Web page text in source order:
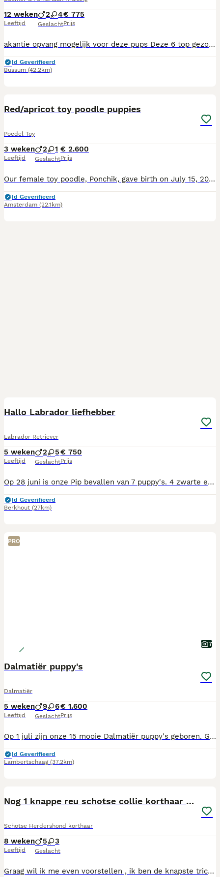
12 weken
Leeftijd
2 4
Geslacht
€ 775
Prijs
akantie opvang mogelijk voor deze pups Deze 6 top gezonde en vreselijk lieve puppekinderen zijn vanaf nu beschikbaar voor een nieuwe mand. Bent u diegene die bewust en goed overdacht een prachtige pup in huis wilt halen zijn deze pups prima geschikt 09-05-2026 geboren Hun mama is ‘Boomer (Shihtzu x yorkshire terrier) Hun papa is een pommeriaan Ze zijn zeer sociaal en echt fantastisch van karakter, vriendelijk en veel gewent . Keurig netjes ontwormd met Drontal pup en MILBEMAX. Natuurlijk zijn moeder en pups volledig gecontroleerd door onze gerenommeerde vakkundige dierenarts. De pups zijn gechipt, geregistreerd met overdrachtcodes bij NDG en bezitten een Europees paspoort met gezondheidscheck. Eerste vaccinatie gehad. Ubn 7363836 Chantal Casa Corazon Boomers
Id Geverifieerd
Bussum (42.2km)
Red/apricot toy poodle puppies
Poedel Toy
3 weken
Leeftijd
2 1
Geslacht
€ 2.600
Prijs
Our female toy poodle, Ponchik, gave birth on July 15, 2026. We have 2 male and 1 female puppies 🐶, all born in the Netherlands. The mother is present and available for viewing. About the Parents: * Mother: Red toy poodle, 28 cm, 4.8 kg. * Father (Rex): Red toy poodle, 25 cm, 3 kg. Both parents are incredibly sweet and friendly, raised in the Netherlands. DNA tests and medical checks have been performed to ensure their health. About Toy Poodles: Toy poodles are very much people-oriented dogs and excellent companions. I often take Ponchik traveling by plane, car, and even by bike in her carrier. She enjoys hiking and beach trips, and I used to bring her to the office, where she behaved calmly and friendly! Puppy Socialization: The puppies will be socialized in a home environment. This is our third litter, and we are well-prepared to ensure that the puppies transition smoothly into their new lives. We received only positive feedback from the owners of the first litter. I am also skilled at matching puppies to the right families and can help you find the perfect fit for your lifestyle. Puppy Availability: The puppies will be ready to go to their new homes at 9 weeks old (after September 17). By that time, they will have received: ✅ Deworming at 4, 6, and 8 weeks ✅ 6- and 9-week puppy vaccinations ✅ Two health checks by a vet (at 6 and 9 weeks) ✅ Dutch pet passport Viewing Information: Viewings will be available on August 30 and later, after the first vaccination. We are located in Amsterdam. Please message me with information about yourself and what you're looking for in a puppy. UBN 8118475
Id Geverifieerd
Amsterdam (22.1km)
Hallo Labrador liefhebber
Labrador Retriever
5 weken
Leeftijd
2 5
Geslacht
€ 750
Prijs
Op 28 juni is onze Pip bevallen van 7 puppy's. 4 zwarte en 1 wit teefje en 2 zwarte reutjes. Ze zijn bij ons in de huiskamer geboren en raken zo gewend aan de huis geluiden. Kinderen vrienden en bekenden zijn op bezoek geweest of komen nog. De kleinkinderen van 2 tot 7 jaar vinden het geweldig de kleine puppy's. Moeder heeft een stamboom en vader, bruin, is wel ras maar heeft geen stamboom. De pups mogen vanaf 24 augustus naar hun nieuwe baasjes. Heeft u intresse, u kunt ons bezoeken en de pups bezichtigen.
Id Geverifieerd
Berkhout (27km)
PRO
7
Dalmatiër puppy's
Dalmatiër
5 weken
Leeftijd
9 6
Geslacht
€ 1.600
Prijs
Op 1 juli zijn onze 15 mooie Dalmatiër puppy's geboren. Gezondheid en karakter staan bij ons hoog in het vaandel De ouders zijn op heupdysplasie geröntgend en hebben beide een A uitslag. Ook zijn ze gehoor getest en tweezijdig horend. Uiteraard kunnen we u alles laten zien. We hebben zwarte en leverkleurige puppy’s 👍 BAER-gehoortest officieel certificaat, DNA getest, ingeënt, Europees dierenpaspoort, ontwormd en hebben een chip van de Raad van Beheer. 👍 Gezondheidsuitslagen van de ouderdieren kunnen wij u laten zien.. 👍 Stamboom van de Raad van Beheer 👍 De pups groeien op in huis. 👍 De pups worden goed gesocialiseerd, binnen en buitens huis. 👍 Openheid over gezondheid en karakter van de ouderdieren. Wij zijn lid van de Nederlands Club voor Dalmatische Honden en fokken volgens de gezondheidseisen van de club. Onze kennel van de Zuidzijde, is een erkende kennel die is geregistreerd bij de Raad van Beheer op kynologisch gebied. Heeft u vragen? Laat maar horen. Nieuwsgierig geworden? Altijd welkom! Neem contact op met Anita 06 44513761 en Marlies Dalmatische hond, Dalmatier, Dalmatiner, puppy, Gevlekt, Stippel
Id Geverifieerd
Lambertschaag (37.2km)
Nog 1 knappe reu schotse collie korthaar reuen.
Schotse Herdershond korthaar
8 weken
Leeftijd
5 3
Geslacht
Graag wil ik me even voorstellen , ik ben de knapste tricolor reu van het nest. Puppy donkerblauw. Ik ben erg actief en houd van ravotten. Puppy donkerblauw houdt van rondrennen en dat vooral met een speeltje. Ik speel ook graag met mijn broers en zussen. Ik houd erg van knuffelen en vinden het erg gezellig om op schoot te komen. We zijn al op veel verschillende plekken geweest, zoals de markt , het tuincentrum ,de kinderboerderij en de hondenclub. Ook moesten we aan een riempje lopen , wat de eerste keer wel wat apart was, maar daar worden we al beter in. Ook zijn we al met de auto weggeweest. Ik ben ontwormd en ontvlooid en ben op zoek naar mijn gouden mandje. Op 8 juni is Nova bevallen van 8 pups. Het zijn 3 tricolor reutjes en 2 sable reutjes, 1 tricolor teefje en 2 sable teefjes. De pups groeien op in de huiskamer samen met onze andere honden. De ouders zijn beide getest via de norm van de raad van beheer. De pups krijgen een fci stamboom en zijn door de raad van beheer gechipt. De pups worden ontwormt en ingeënt volgens schema. De pups zullen goed gesocialiseerd worden en kunnen bij vertrek goed meelopen aan een riempje. Als je intresse of vragen hebt neem gerust contact op. bordersliveforyou.weebly.com https://www.smooth-collie.net/view_litter.php?id=7958